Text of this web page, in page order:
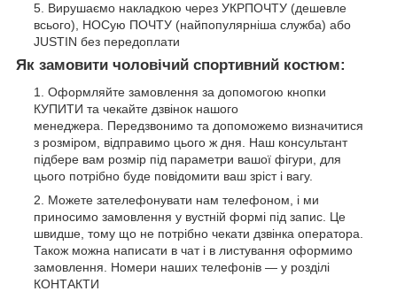
Вирушаємо накладкою через УКРПОЧТУ (дешевле
всього), НОСую ПОЧТУ (найпопулярніша служба) або
JUSTIN без передоплати
Як замовити чоловічий спортивний костюм:
Оформляйте замовлення за допомогою кнопки
КУПИТИ та чекайте дзвінок нашого
менеджера. Передзвонимо та допоможемо визначитися
з розміром, відправимо цього ж дня. Наш консультант
підбере вам розмір під параметри вашої фігури, для
цього потрібно буде повідомити ваш зріст і вагу.
Можете зателефонувати нам телефоном, і ми
приносимо замовлення у вустній формі під запис. Це
швидше, тому що не потрібно чекати дзвінка оператора.
Також можна написати в чат і в листування оформимо
замовлення. Номери наших телефонів — у розділі
КОНТАКТИ